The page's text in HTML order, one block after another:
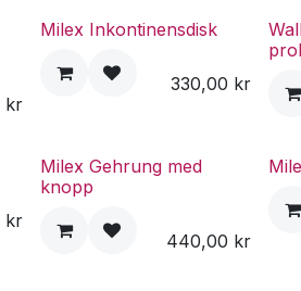
kr
Milex Inkontinensdisk
330,00 kr
kr
Milex Gehrung med
knopp
440,00 kr